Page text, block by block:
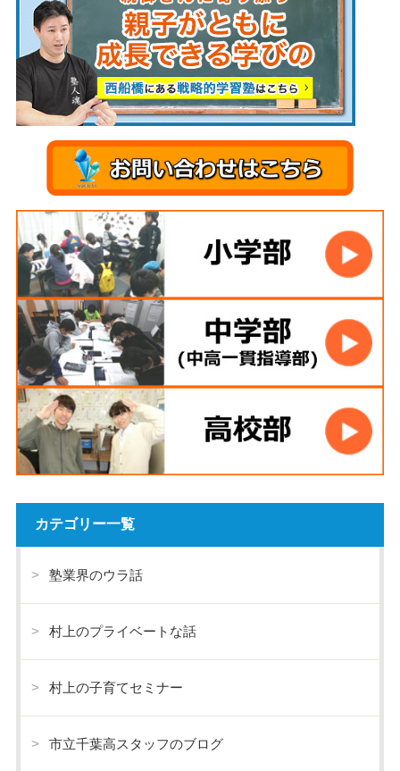
カテゴリー一覧
塾業界のウラ話
村上のプライベートな話
村上の子育てセミナー
市立千葉高スタッフのブログ